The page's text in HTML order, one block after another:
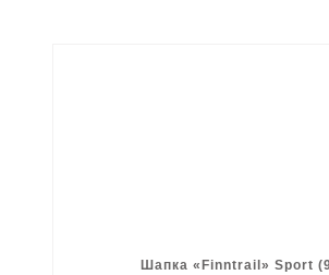
Шапка «Finntrail» Sport